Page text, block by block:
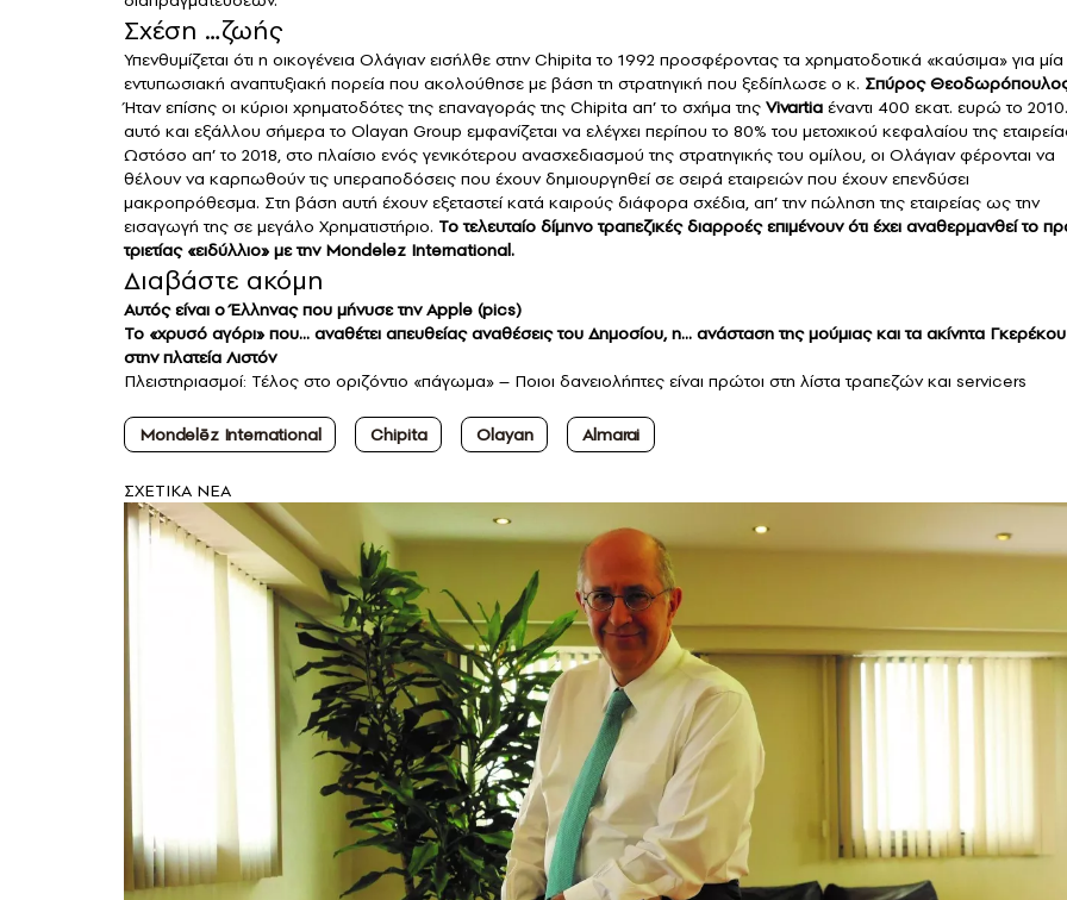
Σχέση …ζωής
Υπενθυμίζεται ότι η οικογένεια Ολάγιαν εισήλθε στην Chipita το 1992 προσφέροντας τα χρηματοδοτικά «καύσιμα» για μία
εντυπωσιακή αναπτυξιακή πορεία που ακολούθησε με βάση τη στρατηγική που ξεδίπλωσε ο κ. Σπύρος
Ήταν επίσης οι κύριοι χρηματοδότες της επαναγοράς της Chipita απ’ το σχήμα της Vivartia έναντι 400 εκατ. ευρώ το 2010.
αυτό και εξάλλου σήμερα το Olayan Group εμφανίζεται να ελέγχει περίπου το 80% του μετοχικού κεφαλαίου της
Ωστόσο απ’ το 2018, στο πλαίσιο ενός γενικότερου ανασχεδιασμού της στρατηγικής του ομίλου, οι Ολάγιαν φέρονται να
θέλουν να καρπωθούν τις υπεραποδόσεις που έχουν δημιουργηθεί σε σειρά εταιρειών που έχουν επενδύσει
μακροπρόθεσμα. Στη βάση αυτή έχουν εξεταστεί κατά καιρούς διάφορα σχέδια, απ’ την πώληση της εταιρείας ως την
εισαγωγή της σε μεγάλο Χρηματιστήριο. Το τελευταίο δίμηνο τραπεζικές διαρροές επιμένουν ότι έχει αναθερμανθεί το
τριετίας «ειδύλλιο» με την Mondelez International.
Διαβάστε ακόμη
Αυτός είναι ο Έλληνας που μήνυσε την Apple (pics)
Το «χρυσό αγόρι» που… αναθέτει απευθείας αναθέσεις του Δημοσίου, η… ανάσταση της μούμιας και τα ακίνητα Γκερέκου
στην πλατεία Λιστόν
Πλειστηριασμοί: Τέλος στο οριζόντιο «πάγωμα» – Ποιοι δανειολήπτες είναι πρώτοι στη λίστα τραπεζών και servicers
Mondelēz International Chipita Olayan Almarai
ΣXETIKA NEA